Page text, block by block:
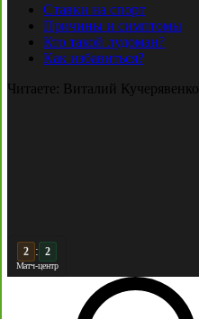
Ставки на спорт
Причины и симптомы
Кто такой лудоман?
Как избавиться?
Читаете: Виталий Кучерявенко
3 :
Матч-центр